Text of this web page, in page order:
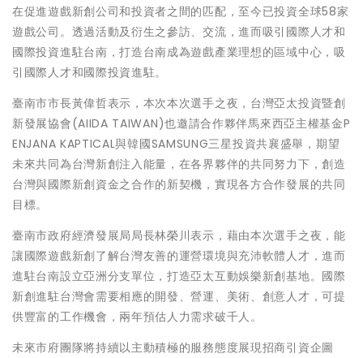
在促進遊戲新創公司和投資者之間的匹配，至今已投資全球58家
遊戲公司。透過活動及衍生之參訪、交流，進而吸引國際人才和
國際投資進駐台南，打造台南成為遊戲產業理想的區域中心，吸
引國際人才和國際投資進駐。
臺南市市長黃偉哲表示，本次本次選手之夜，台灣亞太投資暨創
新發展協會(AIIDA TAIWAN)也邀請合作夥伴馬來西亞主權基金P
ENJANA KAPTICAL與韓國SAMSUNG三星投資共襄盛舉，期望
未來共同為台灣新創注入能量，在各界夥伴的共同努力下，創造
台灣與國際新創資金之合作的新契機，實現各方合作發展的共同
目標。
臺南市政府經濟發展局局長林榮川表示，藉由本次選手之夜，能
讓國際遊戲新創了解台灣友善的運營環境與充沛軟體人才，進而
進駐台南設立亞洲分支單位，打造亞太互動娛樂新創基地。國際
新創進駐台灣會需要相應的開發、營運、美術、創意人才，可提
供豐富的工作機會，兩年預估人力需求破千人。
未來市府團隊將持續以主動積極的服務態度展現招商引資企圖